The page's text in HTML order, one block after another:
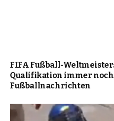
FIFA Fußball-
Qualifikation immer noch
Fußballnachrichten